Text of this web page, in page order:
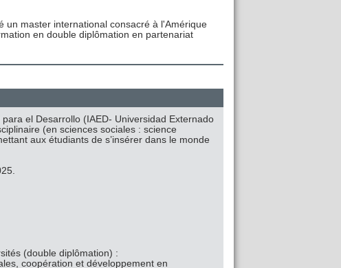
un master international consacré à l'Amérique
en double diplômation en partenariat
el Desarrollo (IAED- Universidad Externado
(en sciences sociales : science
aux étudiants de s’insérer dans le monde
(double diplômation) :
coopération et développement en